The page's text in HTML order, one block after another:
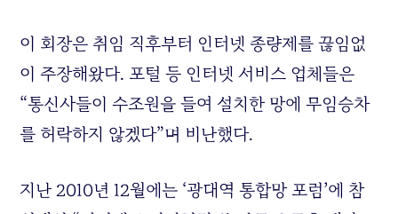
이 회장은 취임 직후부터 인터넷 종량제를 끊임없
이 주장해왔다. 포털 등 인터넷 서비스 업체들은
“통신사들이 수조원을 들여 설치한 망에 무임승차
를 허락하지 않겠다”며 비난했다.
지난 2010년 12월에는 ‘광대역 통합망 포럼’에 참